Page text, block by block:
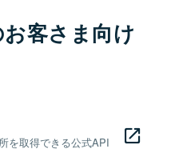
客さま向け
を取得できる公式API